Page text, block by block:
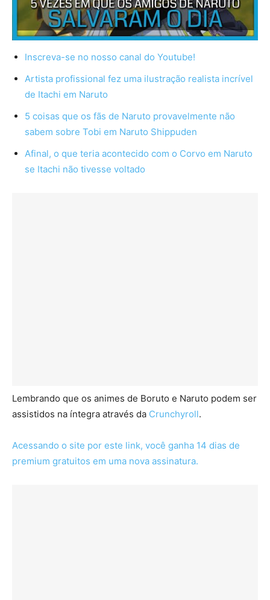
Inscreva-se no nosso canal do Youtube!
Artista profissional fez uma ilustração realista incrível
de Itachi em Naruto
5 coisas que os fãs de Naruto provavelmente não
sabem sobre Tobi em Naruto Shippuden
Afinal, o que teria acontecido com o Corvo em Naruto
se Itachi não tivesse voltado
Lembrando que os animes de Boruto e Naruto podem ser
assistidos na íntegra através da Crunchyroll.
Acessando o site por este link, você ganha 14 dias de
premium gratuitos em uma nova assinatura.